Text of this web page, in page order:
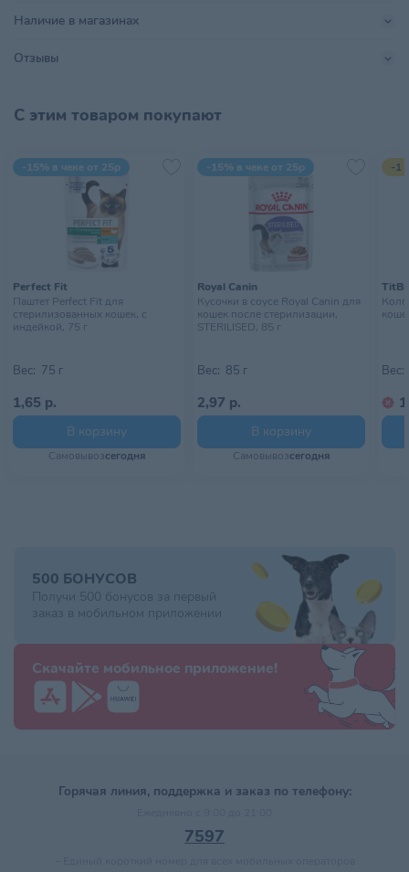
Тип питомца
Тип упаковки
Наличие в магазинах
Отзывы
С этим товаром покупают
-15% в чеке от 25р
Perfect Fit
Паштет Perfect Fit для
стерилизованных кошек, с
индейкой, 75 г
Вес: 75 г
1,65 р.
В корзину
Самовывозсегодня
-15% в чеке от 25р
Royal Canin
Кусочки в соусе Royal Canin для
кошек после стерилизации,
STERILISED, 85 г
Вес: 85 г
2,97 р.
В корзину
Самовывозсегодня
-1
Вес:
500 БОНУСОВ
Получи 500 бонусов за первый
заказ в мобильном приложении
Скачайте мобильное приложение!
Горячая линия, поддержка и заказ по телефону:
7597